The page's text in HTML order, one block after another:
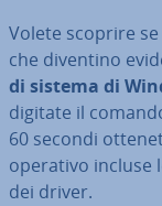
Volete scoprire
che diventino
di sistema di
digitate il
60 secondi
operativo incluse
dei driver.